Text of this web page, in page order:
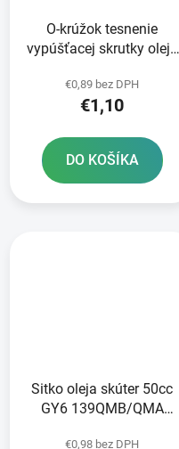
O-krúžok tesnenie
vypúšťacej skrutky oleja
€0,89 bez DPH
€1,10
DO KOŠÍKA
Sitko oleja skúter 50cc
GY6 139QMB/QMA
€0,98 bez DPH